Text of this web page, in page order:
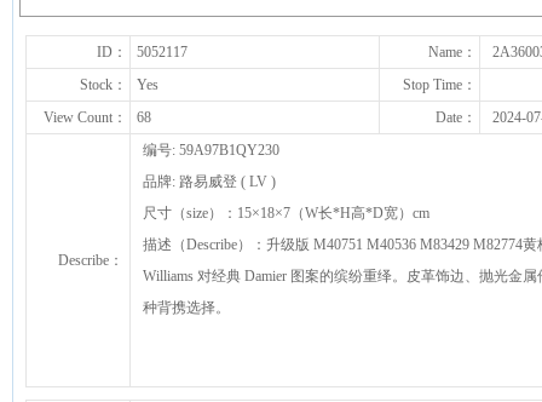
ID： 5052117 Name：
Stock：
Yes
Stop Time：
View Count：
68 Date： 2024-
Describe：
编号: 59A97B1QY230
品牌: 路易威登 ( LV )
尺寸（size）：15×18×7（W长*H高*D宽）cm
描述（Describe）：升级版 M40751 M40536 M83429 M82774
Williams 对经典 Damier 图案的缤纷重绎。皮革饰边、抛光金
种背携选择。